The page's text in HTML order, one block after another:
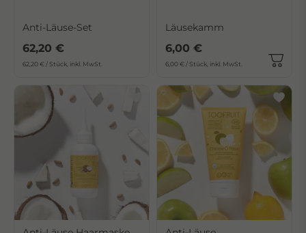
Anti-Läuse-Set
62,20 €
62,20 € / Stück, inkl. MwSt.
Läusekamm
6,00 €
6,00 € / Stück, inkl. MwSt.